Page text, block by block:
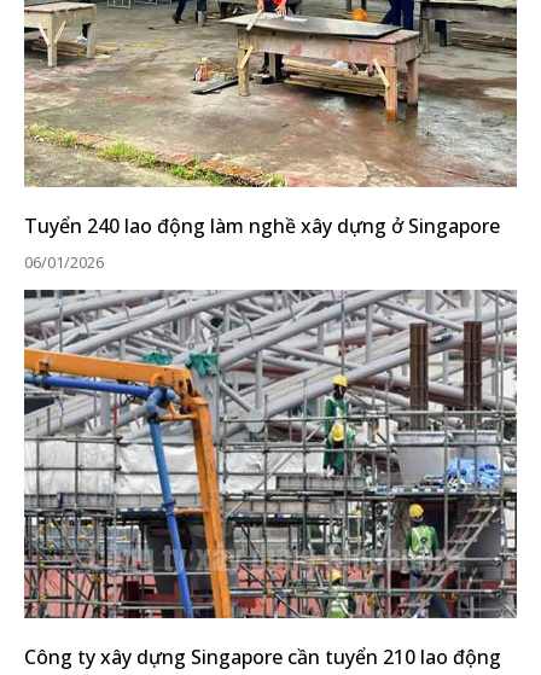
Tuyển 240 lao động làm nghề xây dựng ở Singapore
06/01/2026
Công ty xây dựng Singapore cần tuyển 210 lao động